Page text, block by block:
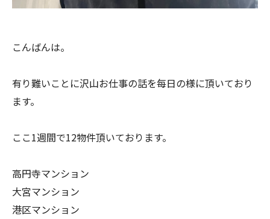
こんばんは。
有り難いことに沢山お仕事の話を每日の様に頂いており
ます。
ここ1週間で12物件頂いております。
高円寺マンション
大宮マンション
港区マンション